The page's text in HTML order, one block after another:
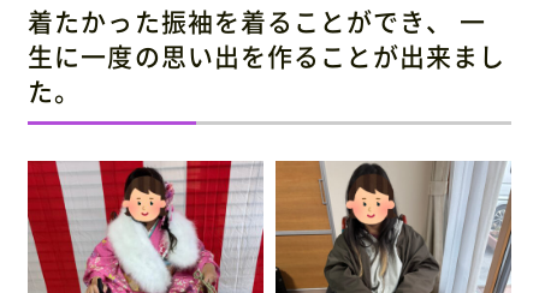
お客様の声
会社情報
お知らせ・ブログ
着たかった振袖を着ることができ、 一
生に一度の思い出を作ることが出来まし
た。